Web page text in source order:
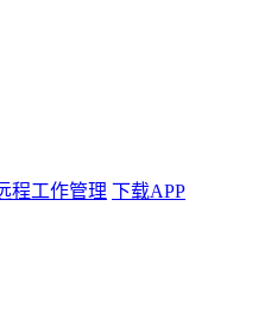
程工作管理 下载APP